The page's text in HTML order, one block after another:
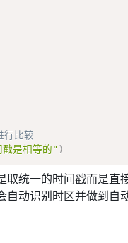
行比较
戳是相等的")
取统一的时间戳而是
动识别时区并做到